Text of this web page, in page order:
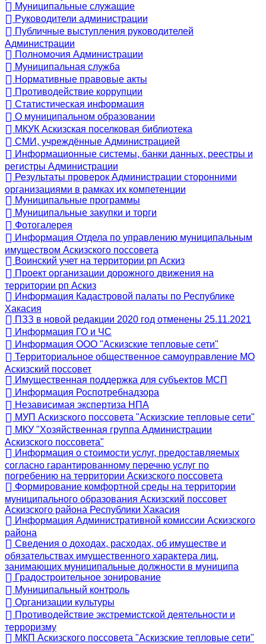
Муниципальные служащие
Руководители администрации
Публичные выступления руководителей
Администрации
Полномочия Администрации
Муниципальная служба
Нормативные правовые акты
Противодействие коррупции
Статистическая информация
О муниципальном образовании
МКУК Аскизская поселковая библиотека
СМИ, учреждённые Администрацией
Информационные системы, банки данных, реестры и
регистры Администрации
Результаты проверок Администрации сторонними
организациями в рамках их компетенции
Муниципальные программы
Муниципальные закупки и торги
Фотогалерея
Информация Отдела по управлению муниципальным
имуществом Аскизского поссовета
Воинский учет на территории рп Аскиз
Проект организации дорожного движения на
территории рп Аскиз
Информация Кадастровой палаты по Республике
Хакасия
ПЗЗ в новой редакции 2020 год отменены 25.11.2021
Информация ГО и ЧС
Информация ООО "Аскизские тепловые сети"
Территориальное общественное самоуправление МО
Аскизский поссовет
Имущественная поддержка для субъектов МСП
Информация Роспотребнадзора
Независимая экспертиза НПА
МУП Аскизского поссовета "Аскизские тепловые сети"
МКУ "Хозяйственная группа Администрации
Аскизского поссовета"
Информация о стоимости услуг, предоставляемых
согласно гарантированному перечню услуг по
погребению на территории Аскизского поссовета
Формирование комфортной среды на территории
муниципального образования Аскизский поссовет
Аскизского района Республики Хакасия
Информация Административной комиссии Аскизского
района
Сведения о доходах, расходах, об имуществе и
обязательствах имущественного характера лиц,
занимающих муниципальные должности в муниципа
Градостроительное зонирование
Муниципальный контроль
Организации культуры
Противодействие экстремистской деятельности и
терроризму
МКП Аскизского поссовета "Аскизские тепловые сети"